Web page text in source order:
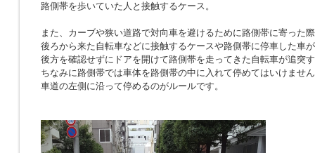
路側帯を歩いていた人と接触するケース。
また、カーブや狭い道路で対向車を避けるために路側帯に寄った
後ろから来た自転車などに接触するケースや路側帯に停車した車
後方を確認せずにドアを開けて路側帯を走ってきた自転車が追突
ちなみに路側帯では車体を路側帯の中に入れて停めてはいけませ
車道の左側に沿って停めるのがルールです。